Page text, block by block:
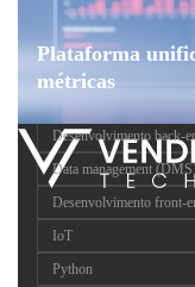
Plataforma
métricas
Desenvolvimento back-
Data management
Desenvolvimento front-
IoT
Python